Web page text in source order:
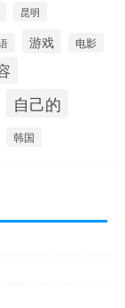
昆明
游戏 电影
自己的
韩国